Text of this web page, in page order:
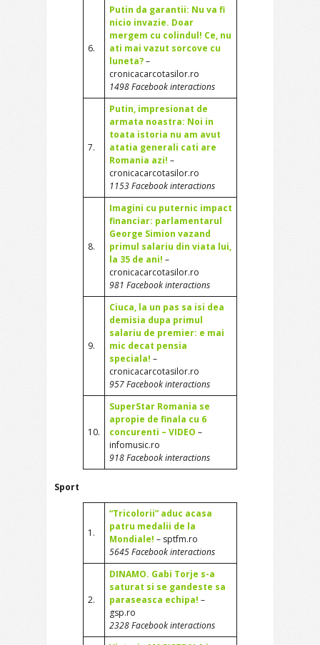
6.
Putin da garantii: Nu va fi
nicio invazie. Doar
mergem cu colindul! Ce, nu
ati mai vazut sorcove cu
luneta?–
cronicacarcotasilor.ro
1498 Facebook interactions
7.
Putin, impresionat de
armata noastra: Noi in
toata istoria nu am avut
atatia generali cati are
Romania azi! –
cronicacarcotasilor.ro
1153 Facebook interactions
8.
Imagini cu puternic impact
financiar: parlamentarul
George Simion vazand
primul salariu din viata lui,
la 35 de ani! –
cronicacarcotasilor.ro
981 Facebook interactions
9.
Ciuca, la un pas sa isi dea
demisia dupa primul
salariu de premier: e mai
mic decat pensia
speciala! –
cronicacarcotasilor.ro
957 Facebook interactions
10.
SuperStar Romania se
apropie de finala cu 6
concurenti – VIDEO –
infomusic.ro
918 Facebook interactions
Sport
1.
“Tricolorii” aduc acasa
patru medalii de la
Mondiale! – sptfm.ro
5645 Facebook interactions
2.
DINAMO. Gabi Torje s-a
saturat si se gandeste sa
paraseasca echipa! –
gsp.ro
2328 Facebook interactions